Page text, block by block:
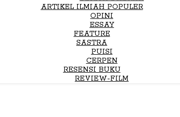
ARTIKEL ILMIAH POPULER
OPINI
ESSAY
FEATURE
SASTRA
PUISI
CERPEN
RESENSI BUKU
REVIEW-FILM